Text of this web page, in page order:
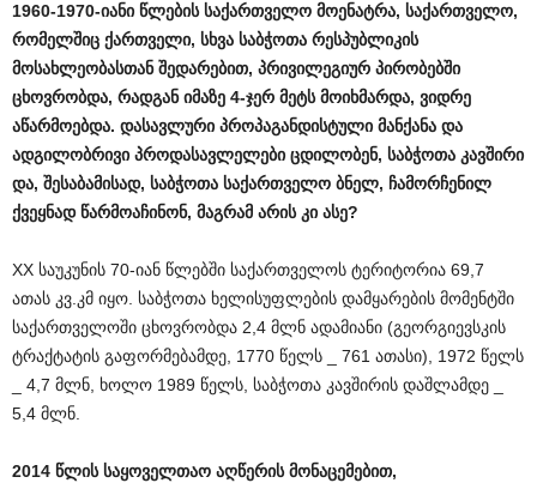
1960-1970-იანი წლების საქართველო მოენატრა, საქართველო,
რომელშიც ქართველი, სხვა საბჭოთა რესპუბლიკის
მოსახლეობასთან შედარებით, პრივილეგიურ პირობებში
ცხოვრობდა, რადგან იმაზე 4-ჯერ მეტს მოიხმარდა, ვიდრე
აწარმოებდა. დასავლური პროპაგანდისტული მანქანა და
ადგილობრივი პროდასავლელები ცდილობენ, საბჭოთა კავშირი
და, შესაბამისად, საბჭოთა საქართველო ბნელ, ჩამორჩენილ
ქვეყნად წარმოაჩინონ, მაგრამ არის კი ასე?
XX საუკუნის 70-იან წლებში საქართველოს ტერიტორია 69,7
ათას კვ.კმ იყო. საბჭოთა ხელისუფლების დამყარების მომენტში
საქართველოში ცხოვრობდა 2,4 მლნ ადამიანი (გეორგიევსკის
ტრაქტატის გაფორმებამდე, 1770 წელს _ 761 ათასი), 1972 წელს
_ 4,7 მლნ, ხოლო 1989 წელს, საბჭოთა კავშირის დაშლამდე _
5,4 მლნ.
2014 წლის საყოველთაო აღწერის მონაცემებით,